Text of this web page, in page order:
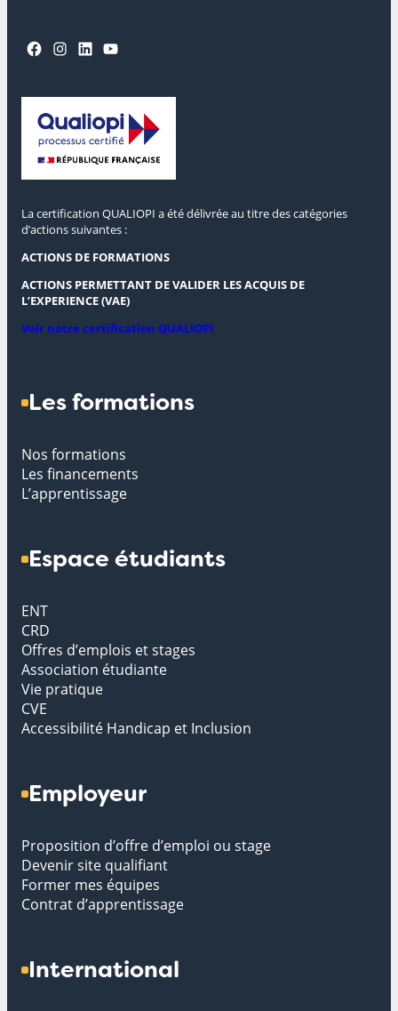
Facebook Instagram LinkedIn YouTube
La certification QUALIOPI a été délivrée au titre des catégories
d’actions suivantes :
ACTIONS DE FORMATIONS
ACTIONS PERMETTANT DE VALIDER LES ACQUIS DE
L’EXPERIENCE (VAE)
Voir notre certification QUALIOPI
Les formations
Nos formations
Les financements
L’apprentissage
Espace étudiants
ENT
CRD
Offres d’emplois et stages
Association étudiante
Vie pratique
CVE
Accessibilité Handicap et Inclusion
Employeur
Proposition d’offre d’emploi ou stage
Devenir site qualifiant
Former mes équipes
Contrat d’apprentissage
International